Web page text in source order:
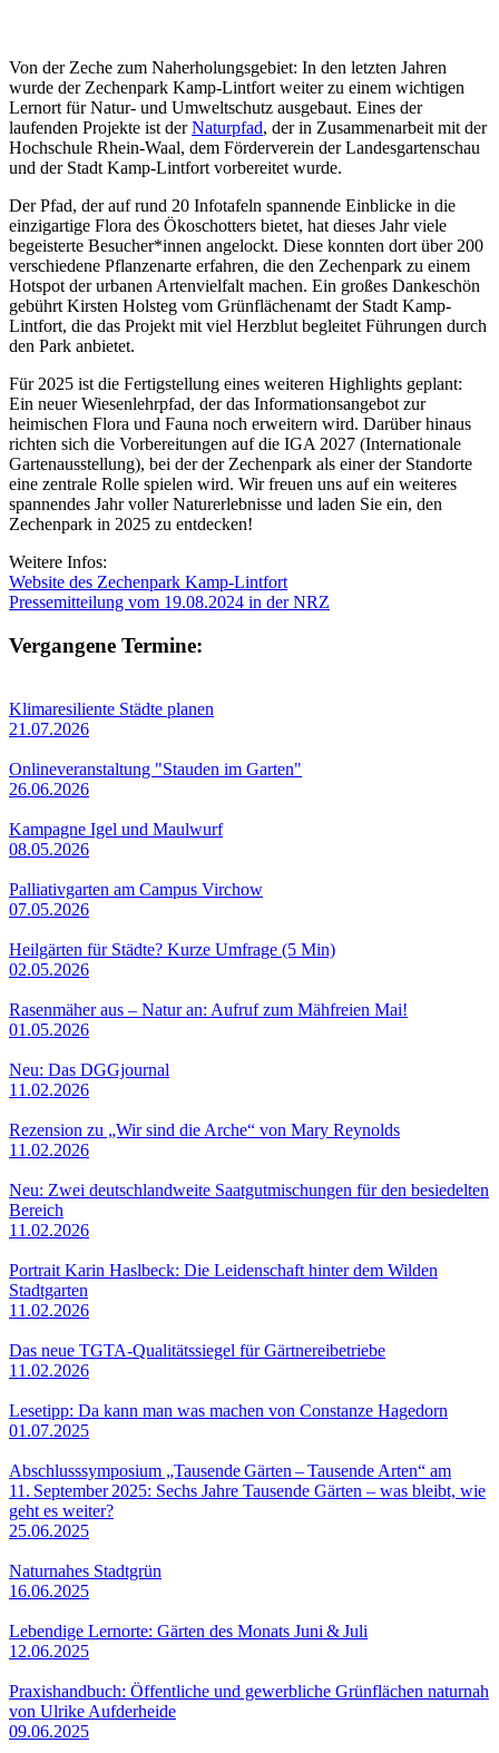
Von der Zeche zum Naherholungsgebiet: In den letzten Jahren
wurde der Zechenpark Kamp-Lintfort weiter zu einem wichtigen
Lernort für Natur- und Umweltschutz ausgebaut. Eines der
laufenden Projekte ist derNaturpfad, der in Zusammenarbeit mit der
Hochschule Rhein-Waal, dem Förderverein der Landesgartenschau
und der Stadt Kamp-Lintfort vorbereitet wurde.
Der Pfad, der auf rund 20 Infotafeln spannende Einblicke in die
einzigartige Flora des Ökoschotters bietet, hat dieses Jahr viele
begeisterte Besucher*innen angelockt. Diese konnten dort über 200
verschiedene Pflanzenarte erfahren, die den Zechenpark zu einem
Hotspot der urbanen Artenvielfalt machen. Ein großes Dankeschön
gebührt Kirsten Holsteg vom Grünflächenamt der Stadt Kamp-
Lintfort, die das Projekt mit viel Herzblut begleitet Führungen durch
den Park anbietet.
Für 2025 ist die Fertigstellung eines weiteren Highlights geplant:
Ein neuer Wiesenlehrpfad, der das Informationsangebot zur
heimischen Flora und Fauna noch erweitern wird. Darüber hinaus
richten sich die Vorbereitungen auf die IGA 2027 (Internationale
Gartenausstellung), bei der der Zechenpark als einer der Standorte
eine zentrale Rolle spielen wird. Wir freuen uns auf ein weiteres
spannendes Jahr voller Naturerlebnisse und laden Sie ein, den
Zechenpark in 2025 zu entdecken!
Weitere Infos:
Website des Zechenpark Kamp-Lintfort
Pressemitteilung vom 19.08.2024 in der NRZ
Vergangene Termine:
Klimaresiliente Städte planen
21.07.2026
Onlineveranstaltung "Stauden im Garten"
26.06.2026
Kampagne Igel und Maulwurf
08.05.2026
Palliativgarten am Campus Virchow
07.05.2026
Heilgärten für Städte? Kurze Umfrage (5 Min)
02.05.2026
Rasenmäher aus – Natur an: Aufruf zum Mähfreien Mai!
01.05.2026
Neu: Das DGGjournal
11.02.2026
Rezension zu „Wir sind die Arche“ von Mary Reynolds
11.02.2026
Neu: Zwei deutschlandweite Saatgutmischungen für den besiedelten
Bereich
11.02.2026
Portrait Karin Haslbeck: Die Leidenschaft hinter dem Wilden
Stadtgarten
11.02.2026
Das neue TGTA-Qualitätssiegel für Gärtnereibetriebe
11.02.2026
Lesetipp: Da kann man was machen von Constanze Hagedorn
01.07.2025
Abschlusssymposium „Tausende Gärten – Tausende Arten“ am
11. September 2025: Sechs Jahre Tausende Gärten – was bleibt, wie
geht es weiter?
25.06.2025
Naturnahes Stadtgrün
16.06.2025
Lebendige Lernorte: Gärten des Monats Juni & Juli
12.06.2025
Praxishandbuch: Öffentliche und gewerbliche Grünflächen naturnah
von Ulrike Aufderheide
09.06.2025